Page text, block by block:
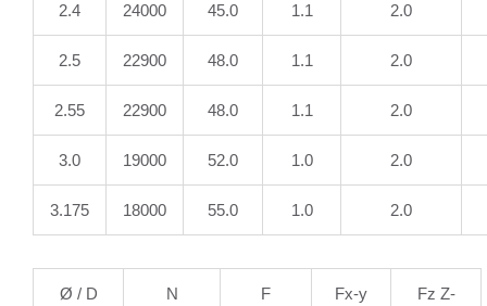
2.4 24000 45.0 1.1 2.0
2.5 22900 48.0 1.1 2.0
2.55 22900 48.0 1.1 2.0
3.0 19000 52.0 1.0 2.0
3.175 18000 55.0 1.0 2.0
Ø / D
N
F
Fx-y
Fz Z-